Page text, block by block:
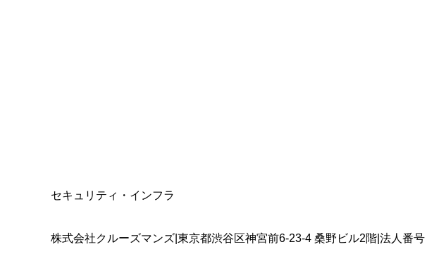
セキュリティ・インフラ
株式会社クルーズマンズ 東京都渋谷区神宮前6-23-4 桑野ビル2階 法人番号